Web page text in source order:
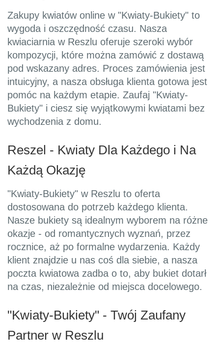
Zakupy kwiatów online w "Kwiaty-Bukiety" to
wygoda i oszczędność czasu. Nasza
kwiaciarnia w Reszlu oferuje szeroki wybór
kompozycji, które można zamówić z dostawą
pod wskazany adres. Proces zamówienia jest
intuicyjny, a nasza obsługa klienta gotowa jest
pomóc na każdym etapie. Zaufaj "Kwiaty-
Bukiety" i ciesz się wyjątkowymi kwiatami bez
wychodzenia z domu.
Reszel - Kwiaty Dla Każdego i Na
Każdą Okazję
"Kwiaty-Bukiety" w Reszlu to oferta
dostosowana do potrzeb każdego klienta.
Nasze bukiety są idealnym wyborem na różne
okazje - od romantycznych wyznań, przez
rocznice, aż po formalne wydarzenia. Każdy
klient znajdzie u nas coś dla siebie, a nasza
poczta kwiatowa zadba o to, aby bukiet dotarł
na czas, niezależnie od miejsca docelowego.
"Kwiaty-Bukiety" - Twój Zaufany
Partner w Reszlu